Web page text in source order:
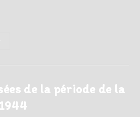
de la période de la